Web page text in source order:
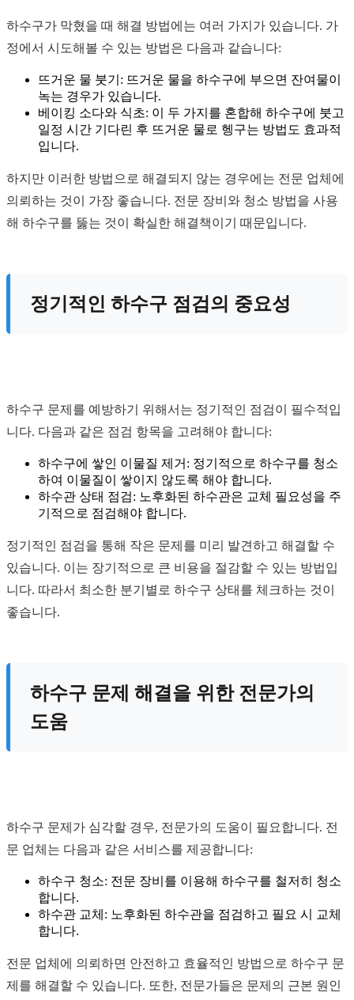
하수구가 막혔을 때 해결 방법에는 여러 가지가 있습니다. 가
정에서 시도해볼 수 있는 방법은 다음과 같습니다:
뜨거운 물 붓기: 뜨거운 물을 하수구에 부으면 잔여물이
녹는 경우가 있습니다.
베이킹 소다와 식초: 이 두 가지를 혼합해 하수구에 붓고
일정 시간 기다린 후 뜨거운 물로 헹구는 방법도 효과적
입니다.
하지만 이러한 방법으로 해결되지 않는 경우에는 전문 업체에
의뢰하는 것이 가장 좋습니다. 전문 장비와 청소 방법을 사용
해 하수구를 뚫는 것이 확실한 해결책이기 때문입니다.
정기적인 하수구 점검의 중요성
하수구 문제를 예방하기 위해서는 정기적인 점검이 필수적입
니다. 다음과 같은 점검 항목을 고려해야 합니다:
하수구에 쌓인 이물질 제거: 정기적으로 하수구를 청소
하여 이물질이 쌓이지 않도록 해야 합니다.
하수관 상태 점검: 노후화된 하수관은 교체 필요성을 주
기적으로 점검해야 합니다.
정기적인 점검을 통해 작은 문제를 미리 발견하고 해결할 수
있습니다. 이는 장기적으로 큰 비용을 절감할 수 있는 방법입
니다. 따라서 최소한 분기별로 하수구 상태를 체크하는 것이
좋습니다.
하수구 문제 해결을 위한 전문가의
도움
하수구 문제가 심각할 경우, 전문가의 도움이 필요합니다. 전
문 업체는 다음과 같은 서비스를 제공합니다:
하수구 청소: 전문 장비를 이용해 하수구를 철저히 청소
합니다.
하수관 교체: 노후화된 하수관을 점검하고 필요 시 교체
합니다.
전문 업체에 의뢰하면 안전하고 효율적인 방법으로 하수구 문
제를 해결할 수 있습니다. 또한, 전문가들은 문제의 근본 원인